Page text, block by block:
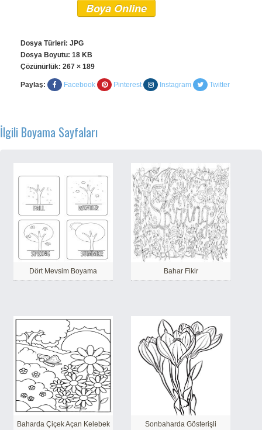
Boya Online
Dosya Türleri: JPG
Dosya Boyutu: 18 KB
Çözünürlük: 267 × 189
Paylaş: Facebook Pinterest Instagram Twitter
İlgili Boyama Sayfaları
Dört Mevsim Boyama Bahar Fikir
Baharda Çiçek Açan Kelebek Sonbaharda Gösterişli